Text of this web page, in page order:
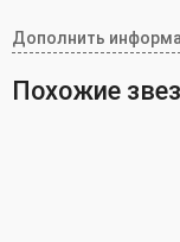
Дополнить
Похожие